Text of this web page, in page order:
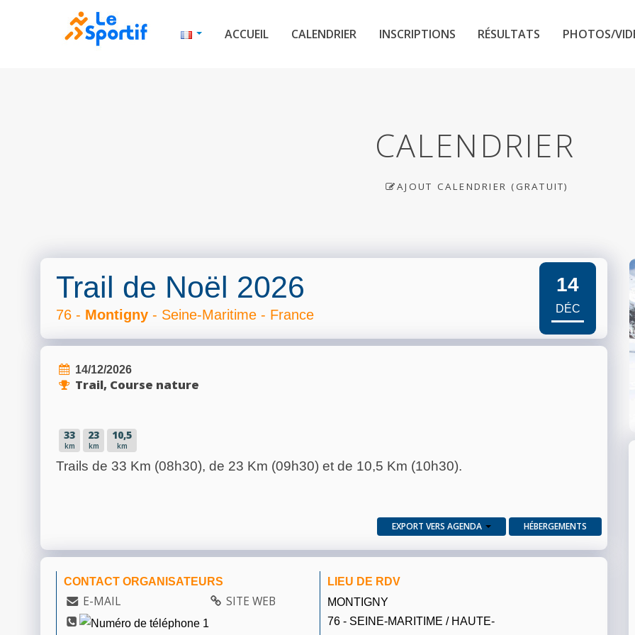
ACCUEIL CALENDRIER INSCRIPTIONS RÉSULTATS PHOTOS/
CALENDRIER
AJOUT CALENDRIER (GRATUIT)
Trail de Noël 2026
76 - Montigny - Seine-Maritime - France
14
DÉC
14/12/2026
Trail, Course nature
33
km
23
km
10,5
km
Trails de 33 Km (08h30), de 23 Km (09h30) et de 10,5 Km (10h30).
EXPORT VERS AGENDA HÉBERGEMENTS
CONTACT ORGANISATEURS
E-MAIL SITE WEB
LIEU DE RDV
MONTIGNY
76 - SEINE-MARITIME / HAUTE-